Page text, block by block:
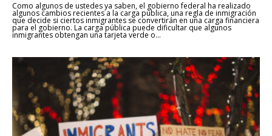
Como algunos de ustedes ya saben, el gobierno federal ha realizado
algunos cambios recientes a la carga pública, una regla de inmigración
que decide si ciertos inmigrantes se convertirán en una carga financiera
para el gobierno. La carga pública puede dificultar que algunos
inmigrantes obtengan una tarjeta verde o...